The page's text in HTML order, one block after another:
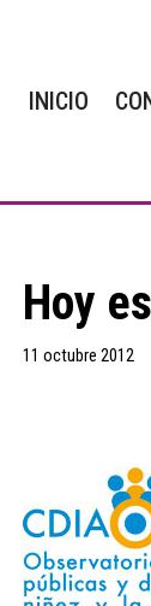
INICIO
Hoy
11 octubre 2012